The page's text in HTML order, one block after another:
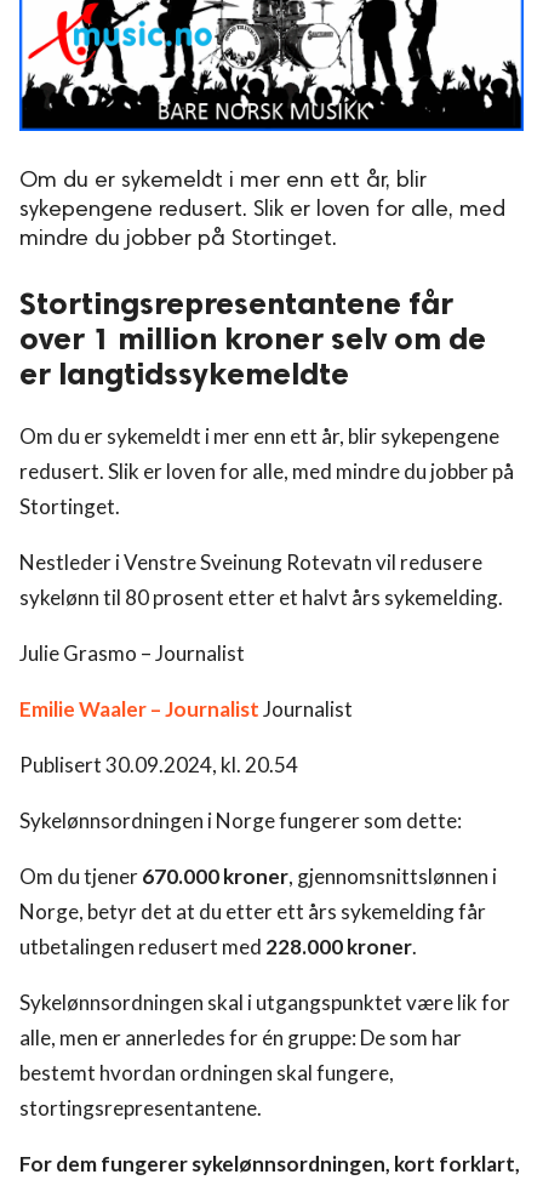
Om du er sykemeldt i mer enn ett år, blir
sykepengene redusert. Slik er loven for alle, med
mindre du jobber på Stortinget.
Stortingsrepresentantene får
over 1 million kroner selv om de
er langtidssykemeldte
Om du er sykemeldt i mer enn ett år, blir sykepengene
redusert. Slik er loven for alle, med mindre du jobber på
Stortinget.
Nestleder i Venstre Sveinung Rotevatn vil redusere
sykelønn til 80 prosent etter et halvt års sykemelding.
Julie Grasmo – Journalist
Emilie Waaler – JournalistJournalist
Publisert 30.09.2024, kl. 20.54
Sykelønnsordningen i Norge fungerer som dette:
Om du tjener670.000 kroner, gjennomsnittslønnen i
Norge, betyr det at du etter ett års sykemelding får
utbetalingen redusert med 228.000 kroner.
Sykelønnsordningen skal i utgangspunktet være lik for
alle, men er annerledes for én gruppe: De som har
bestemt hvordan ordningen skal fungere,
stortingsrepresentantene.
For dem fungerer sykelønnsordningen, kort forklart,